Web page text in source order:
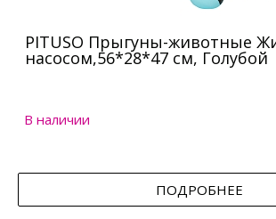
PITUSO Прыгуны-животные
насосом,56*28*47 см, Голубой
В наличии
ПОДРОБНЕЕ